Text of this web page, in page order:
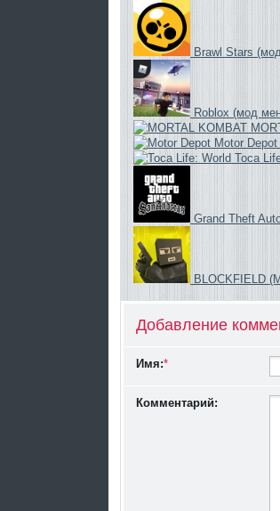
Brawl Stars
Roblox (мод
Motor
Toca
Grand Theft
BLOCKFIELD
Добавление
Имя:*
Комментарий: